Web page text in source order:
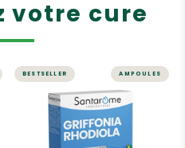
votre cure
BESTSELLER AMPOULES
STRESS ET MÉMOIRE
Griffonia
Rhodiola - 20
ampoules